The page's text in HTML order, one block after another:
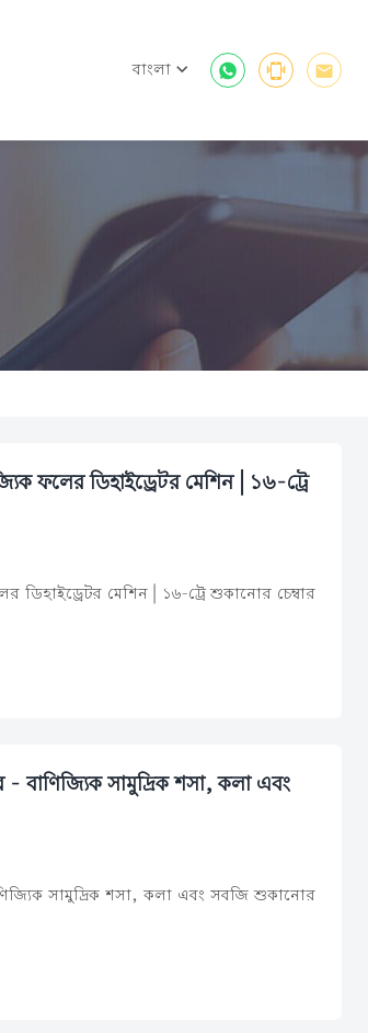
  
বাংলা
ফলের ডিহাইড্রেটর মেশিন | ১৬-ট্রে
ডিহাইড্রেটর মেশিন | ১৬-ট্রে শুকানোর চেম্বার
- বাণিজ্যিক সামুদ্রিক শসা, কলা এবং
সামুদ্রিক শসা, কলা এবং সবজি শুকানোর